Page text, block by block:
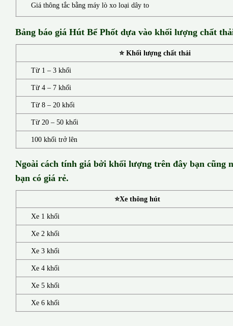
Giá thông tắc bằng máy lò xo loại dây to
Bảng báo giá Hút Bể Phốt dựa vào khối lượng chất
⭐ Khối lượng chất thải
Từ 1 – 3 khối
Từ 4 – 7 khối
Từ 8 – 20 khối
Từ 20 – 50 khối
100 khối trở lên
Ngoài cách tính giá bởi khối lượng trên đây bạn cũng
bạn có giá rẻ.
⭐Xe thông hút
Xe 1 khối
Xe 2 khối
Xe 3 khối
Xe 4 khối
Xe 5 khối
Xe 6 khối